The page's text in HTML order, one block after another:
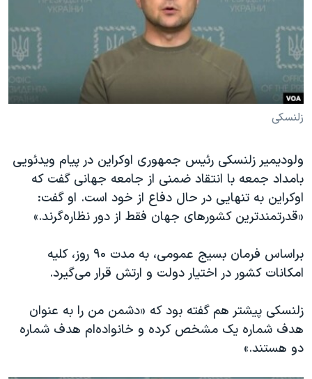
فرهنگ و زندگی
حقوق شهروندی
اقتصادی
علم و فناوری
اسرائیل در جنگ
آرشیو پخش زنده
مستندها
انتخابات ریاست جمهوری آمریکا ۲۰۲۴
حمله جمهوری اسلامی به اسرائیل
رمز مهسا
ورزش زنان در ایران
مجموعه مستندهای دادخواهی
تریبونال مردمی آبان ۹۸
دادگاه حمید نوری
قانون شفافیت دارائی کادر رهبری ایران
اسرائیل در جنگ
نرگس محمدی برنده جایزه نوبل صلح
دنبال کنید
زبانهای مختلف
زلنسکی
ولودیمیر زلنسکی رئیس جمهوری اوکراین در پیام ویدئویی
بامداد جمعه با انتقاد ضمنی از جامعه جهانی گفت که
اوکراین به تنهایی در حال دفاع از خود است. او گفت:
«قدرتمندترین کشورهای جهان فقط از دور نظاره‌گرند.»
براساس فرمان بسیج عمومی، به مدت ۹۰ روز،‌ کلیه
امکانات کشور در اختیار دولت و ارتش قرار می‌گیرد.
زلنسکی پیشتر هم گفته بود که «دشمن من را به عنوان
هدف شماره یک مشخص کرده و خانواده‌ام هدف شماره
دو هستند.»